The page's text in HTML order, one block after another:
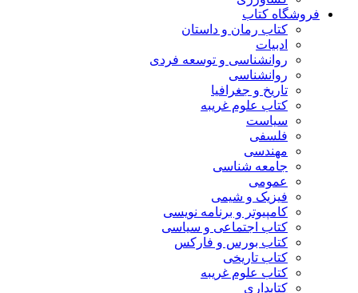
فروشگاه کتاب
کتاب رمان و داستان
ادبیات
روانشناسی و توسعه فردی
روانشناسی
تاریخ و جغرافیا
کتاب علوم غریبه
سیاست
فلسفی
مهندسی
جامعه شناسی
عمومی
فیزیک و شیمی
کامپیوتر و برنامه نویسی
کتاب اجتماعی و سیاسی
کتاب بورس و فارکس
کتاب تاریخی
کتاب علوم غریبه
کتابداری